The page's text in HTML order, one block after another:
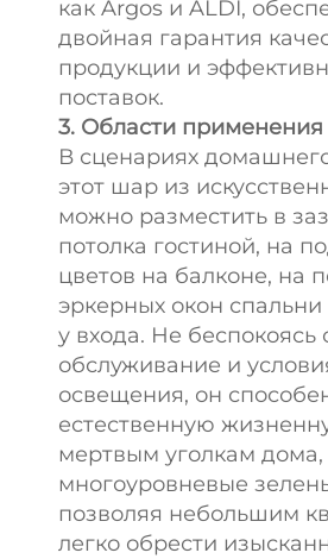
как Argos и ALDI,
двойная гарантия
продукции и
поставок.
3. Области
В сценариях
этот шар из
можно разместить в
потолка гостиной, на
цветов на балконе, на
эркерных окон спальни
у входа. Не беспокоясь
обслуживание и
освещения, он
естественную
мертвым уголкам дома,
многоуровневые
позволяя небольшим
легко обрести